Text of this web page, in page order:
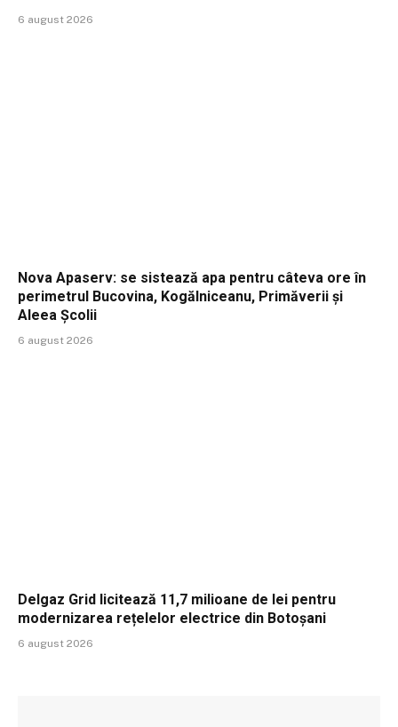
6 august 2026
Nova Apaserv: se sistează apa pentru câteva ore în
perimetrul Bucovina, Kogălniceanu, Primăverii și
Aleea Școlii
6 august 2026
Delgaz Grid licitează 11,7 milioane de lei pentru
modernizarea rețelelor electrice din Botoșani
6 august 2026